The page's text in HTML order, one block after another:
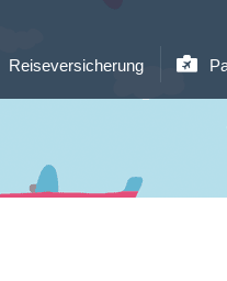
Reiseversicherung